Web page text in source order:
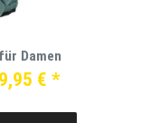
Damen
€ *